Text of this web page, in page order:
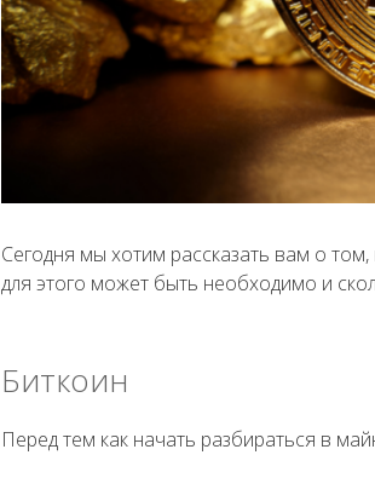
Сегодня мы хотим рассказать вам о
для этого может быть необходимо и
Биткоин
Перед тем как начать разбираться в